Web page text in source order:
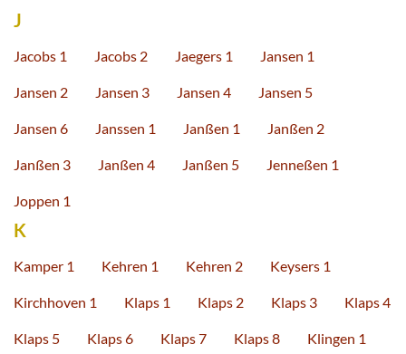
J
Jacobs 1 Jacobs 2 Jaegers 1 Jansen 1
Jansen 2 Jansen 3 Jansen 4 Jansen 5
Jansen 6 Janssen 1 Janßen 1 Janßen 2
Janßen 3 Janßen 4 Janßen 5 Jenneßen 1
Joppen 1
K
Kamper 1 Kehren 1 Kehren 2 Keysers 1
Kirchhoven 1 Klaps 1 Klaps 2 Klaps 3 Klaps 4
Klaps 5 Klaps 6 Klaps 7 Klaps 8 Klingen 1